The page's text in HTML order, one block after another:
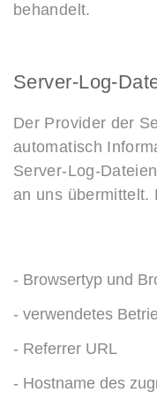
behandelt.
Server-Log-
Der Provider der
automatisch
Server-Log-
an uns übermittelt.
- Browsertyp und
- verwendetes
- Referrer URL
- Hostname des